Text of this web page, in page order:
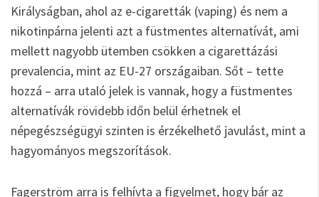
Királyságban, ahol az e-cigaretták (vaping) és nem a
nikotinpárna jelenti azt a füstmentes alternatívát, ami
mellett nagyobb ütemben csökken a cigarettázási
prevalencia, mint az EU-27 országaiban. Sőt – tette
hozzá – arra utaló jelek is vannak, hogy a füstmentes
alternatívák rövidebb időn belül érhetnek el
népegészségügyi szinten is érzékelhető javulást, mint a
hagyományos megszorítások.
Fagerström arra is felhívta a figyelmet, hogy bár az